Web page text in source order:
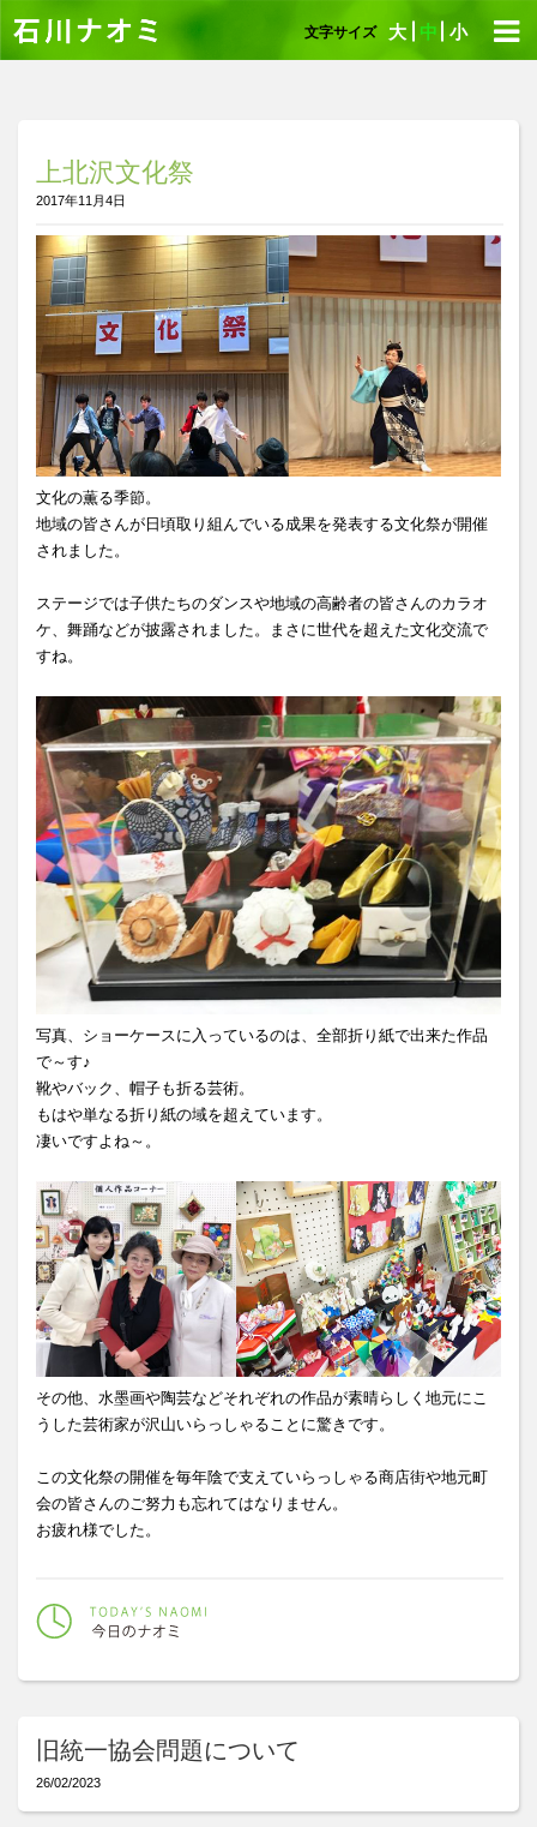
文字サイズ 大 中 小
上北沢文化祭
2017年11月4日
文化の薫る季節。
地域の皆さんが日頃取り組んでいる成果を発表する文化祭が開催
されました。
ステージでは子供たちのダンスや地域の高齢者の皆さんのカラオ
ケ、舞踊などが披露されました。まさに世代を超えた文化交流で
すね。
写真、ショーケースに入っているのは、全部折り紙で出来た作品
で～す♪
靴やバック、帽子も折る芸術。
もはや単なる折り紙の域を超えています。
凄いですよね～。
その他、水墨画や陶芸などそれぞれの作品が素晴らしく地元にこ
うした芸術家が沢山いらっしゃることに驚きです。
この文化祭の開催を毎年陰で支えていらっしゃる商店街や地元町
会の皆さんのご努力も忘れてはなりません。
お疲れ様でした。
旧統一協会問題について
26/02/2023